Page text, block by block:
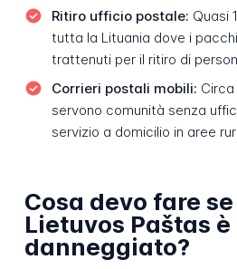
Ritiro ufficio postale: Quasi
tutta la Lituania dove i
trattenuti per il ritiro di
Corrieri postali mobili:
servono comunità senza
servizio a domicilio in aree
Cosa devo fare
Lietuvos Paštas è
danneggiato?